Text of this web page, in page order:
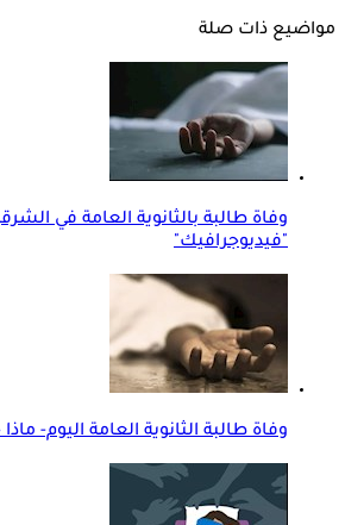
مواضيع ذات صلة
وفاة طالبة بالثانوية العامة في
"فيديوجرافيك"
وفاة طالبة الثانوية العامة اليوم-